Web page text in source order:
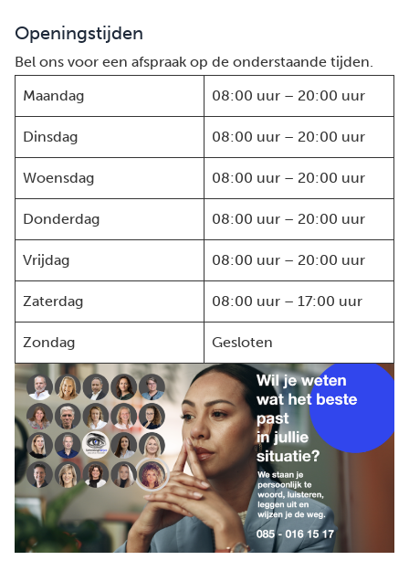
Openingstijden
Bel ons voor een afspraak op de onderstaande tijden.
Maandag
08:00 uur – 20:00 uur
Dinsdag 08:00 uur – 20:00 uur
Woensdag 08:00 uur – 20:00 uur
Donderdag 08:00 uur – 20:00 uur
Vrijdag 08:00 uur – 20:00 uur
Zaterdag 08:00 uur – 17:00 uur
Zondag Gesloten